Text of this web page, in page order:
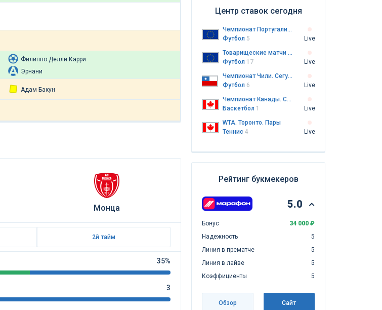
Филиппо Делли Карри
Эрнани
Адам Бакун
Монца
2й тайм
35%
3
Центр ставок сегодня
Чемпионат Португалии. Примейра-лига
Футбол 5
Live
Товарищеские матчи клубов
Футбол 17
Live
Чемпионат Чили. Сегунда
Футбол 6
Live
Чемпионат Канады. CEBL
Баскетбол 1
Live
WTA. Торонто. Пары
Теннис 4 Live
Рейтинг букмекеров
5.0
Бонус
34 000 ₽
Надежность
5
Линия в прематче
5
Линия в лайве
5
Коэффициенты
5
Обзор Сайт